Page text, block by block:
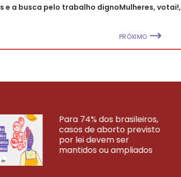
e a busca pelo trabalho dignoMulheres,
PRÓXIMO
Para 74% dos brasileiros,
casos de aborto previsto
por lei devem ser
mantidos ou ampliados
MAIS PESQUISAS